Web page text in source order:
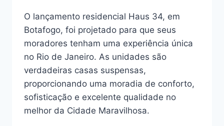
O lançamento residencial Haus 34, em
Botafogo, foi projetado para que seus
moradores tenham uma experiência única
no Rio de Janeiro. As unidades são
verdadeiras casas suspensas,
proporcionando uma moradia de conforto,
sofisticação e excelente qualidade no
melhor da Cidade Maravilhosa.